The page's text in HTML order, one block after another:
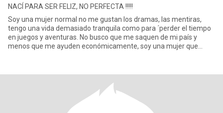
NACÍ PARA SER FELIZ, NO PERFECTA !!!!!
Soy una mujer normal no me gustan los dramas, las mentiras,
tengo una vida demasiado tranquila como para ´perder el tiempo
en juegos y aventuras. No busco que me saquen de mi país y
menos que me ayuden económicamente, soy una mujer que